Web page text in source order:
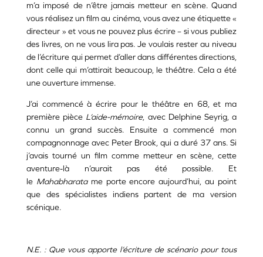
m’a imposé de n’être jamais metteur en scène. Quand
vous réalisez un film au cinéma, vous avez une étiquette «
directeur » et vous ne pouvez plus écrire – si vous publiez
des livres, on ne vous lira pas. Je voulais rester au niveau
de l’écriture qui permet d’aller dans différentes directions,
dont celle qui m’attirait beaucoup, le théâtre. Cela a été
une ouverture immense.
J’ai commencé à écrire pour le théâtre en 68, et ma
première pièce L’aide-mémoire, avec Delphine Seyrig, a
connu un grand succès. Ensuite a commencé mon
compagnonnage avec Peter Brook, qui a duré 37 ans. Si
j’avais tourné un film comme metteur en scène, cette
aventure-là n’aurait pas été possible. Et
le Mahabharatame porte encore aujourd’hui, au point
que des spécialistes indiens partent de ma version
scénique.
N.E. : Que vous apporte l’écriture de scénario pour tous